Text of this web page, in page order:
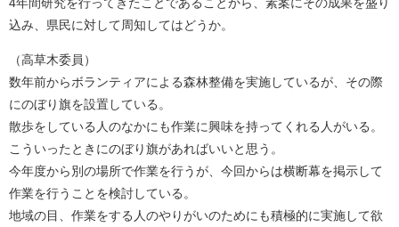
込み、県民に対して周知してはどうか。
（高草木委員）
数年前からボランティアによる森林整備を実施しているが、その際
にのぼり旗を設置している。
散歩をしている人のなかにも作業に興味を持ってくれる人がいる。
こういったときにのぼり旗があればいいと思う。
今年度から別の場所で作業を行うが、今回からは横断幕を掲示して
作業を行うことを検討している。
地域の目、作業をする人のやりがいのためにも積極的に実施して欲